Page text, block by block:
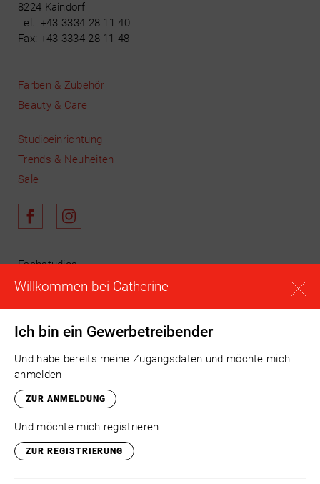
Willkommen bei Catherine
Ich bin ein Gewerbetreibender
Und habe bereits meine Zugangsdaten und möchte mich
anmelden
ZUR ANMELDUNG
Und möchte mich registrieren
ZUR REGISTRIERUNG
8224 Kaindorf
Tel.: +43 3334 28 11 40
Fax: +43 3334 28 11 48
Farben & Zubehör
Beauty & Care
Studioeinrichtung
Trends & Neuheiten
Sale
Fachstudios
Schulungen
Unser Team
Anmelden
Versand
Impressum